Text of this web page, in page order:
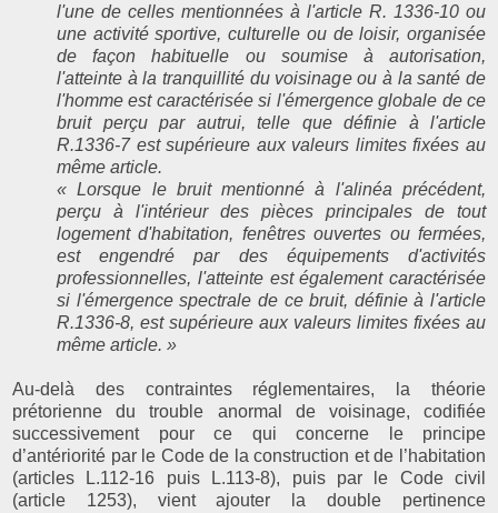
l'une de celles mentionnées à l'article R. 1336-10 ou
une activité sportive, culturelle ou de loisir, organisée
de façon habituelle ou soumise à autorisation,
l'atteinte à la tranquillité du voisinage ou à la santé de
l'homme est caractérisée si l'émergence globale de ce
bruit perçu par autrui, telle que définie à l'article
R.1336-7 est supérieure aux valeurs limites fixées au
même article.
« Lorsque le bruit mentionné à l'alinéa précédent,
perçu à l'intérieur des pièces principales de tout
logement d'habitation, fenêtres ouvertes ou fermées,
est engendré par des équipements d'activités
professionnelles, l'atteinte est également caractérisée
si l'émergence spectrale de ce bruit, définie à l'article
R.1336-8, est supérieure aux valeurs limites fixées au
même article. »
Au-delà des contraintes réglementaires, la théorie
prétorienne du trouble anormal de voisinage, codifiée
successivement pour ce qui concerne le principe
d’antériorité par le Code de la construction et de l’habitation
(articles L.112-16 puis L.113-8), puis par le Code civil
(article 1253), vient ajouter la double pertinence